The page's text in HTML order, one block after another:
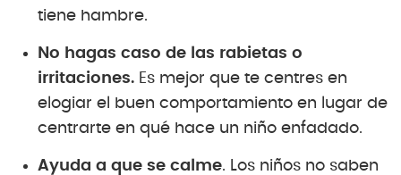
tiene hambre.
No hagas caso de las rabietas o
irritaciones. Es mejor que te centres en
elogiar el buen comportamiento en lugar de
centrarte en qué hace un niño enfadado.
Ayuda a que se calme. Los niños no saben